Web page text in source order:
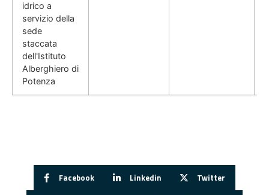
idrico a
servizio della
sede
staccata
dell'Istituto
Alberghiero di
Potenza
Facebook Linkedin Twitter